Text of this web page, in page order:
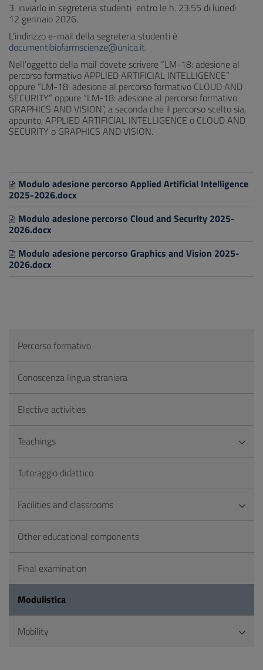
3. inviarlo in segreteria studenti entro le h. 23.55 di lunedì
12 gennaio 2026.
L’indirizzo e-mail della segreteria studenti è
documentibiofarmscienze@unica.it.
Nell’oggetto della mail dovete scrivere “LM-18: adesione al
percorso formativo APPLIED ARTIFICIAL INTELLIGENCE”
oppure “LM-18: adesione al percorso formativo CLOUD AND
SECURITY” oppure “LM-18: adesione al percorso formativo
GRAPHICS AND VISION”, a seconda che il percorso scelto sia,
appunto, APPLIED ARTIFICIAL INTELLIGENCE o CLOUD AND
SECURITY o GRAPHICS AND VISION.
Modulo adesione percorso Applied Artificial Intelligence
2025-2026.docx
Modulo adesione percorso Cloud and Security 2025-
2026.docx
Modulo adesione percorso Graphics and Vision 2025-
2026.docx
Percorso formativo
Conoscenza lingua straniera
Elective activities
Teachings
Tutoraggio didattico
Facilities and classrooms
Other educational components
Final examination
Modulistica
Mobility